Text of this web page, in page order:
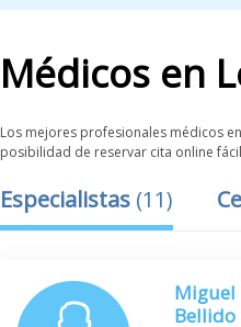
Médicos en
Los mejores profesionales médicos
posibilidad de reservar cita online
Especialistas (11)
Miguel
Bellido